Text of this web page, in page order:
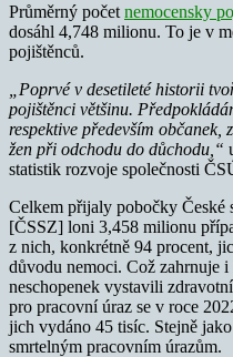
Průměrný počet nemocensky
dosáhl 4,748 milionu. To je v
pojištěnců.
„Poprvé v desetileté historii
pojištěnci většinu.
respektive především občanek,
žen při odchodu do důchodu,“
statistik rozvoje společnosti
Celkem přijaly pobočky České
[ČSSZ] loni 3,458 milionu
z nich, konkrétně 94 procent,
důvodu nemoci. Což zahrnuje
neschopenek vystavili
pro pracovní úraz se v roce
jich vydáno 45 tisíc. Stejně
smrtelným pracovním úrazům.